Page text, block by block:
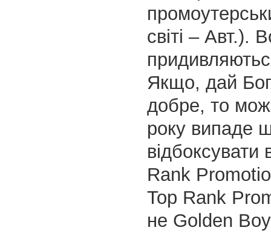
світі – Авт.).
Якщо, дай
добре, то
року випаде
Rank
Top Rank
не Golden